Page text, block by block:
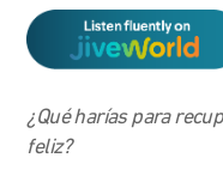
¿Qué harías para
feliz?